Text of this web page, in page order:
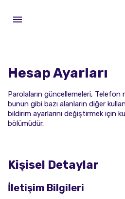
Hesap Ayarları
Parolaların güncellemeleri, Telefon
bunun gibi bazı alanların diğer
bildirim ayarlarını değiştirmek için
bölümüdür.
Kişisel Detaylar
İletişim Bilgileri